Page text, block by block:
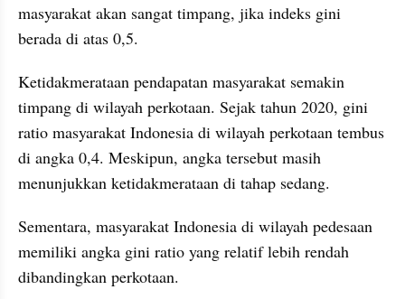
masyarakat akan sangat timpang, jika indeks gini
berada di atas 0,5.
Ketidakmerataan pendapatan masyarakat semakin
timpang di wilayah perkotaan. Sejak tahun 2020, gini
ratio masyarakat Indonesia di wilayah perkotaan tembus
di angka 0,4. Meskipun, angka tersebut masih
menunjukkan ketidakmerataan di tahap sedang.
Sementara, masyarakat Indonesia di wilayah pedesaan
memiliki angka gini ratio yang relatif lebih rendah
dibandingkan perkotaan.